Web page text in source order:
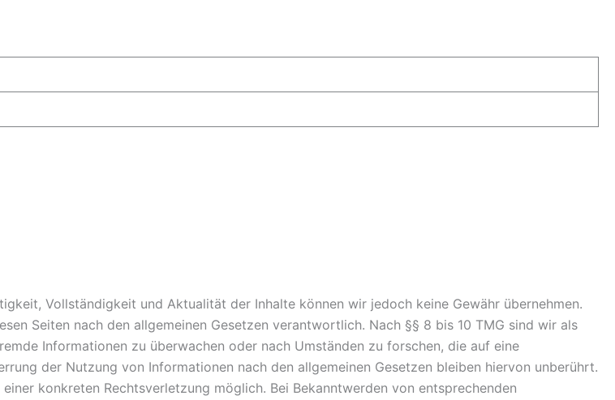
Vollständigkeit und Aktualität der Inhalte können wir jedoch keine Gewähr übernehmen.
Seiten nach den allgemeinen Gesetzen verantwortlich. Nach §§ 8 bis 10 TMG sind wir als
Informationen zu überwachen oder nach Umständen zu forschen, die auf eine
der Nutzung von Informationen nach den allgemeinen Gesetzen bleiben hiervon unberührt.
konkreten Rechtsverletzung möglich. Bei Bekanntwerden von entsprechenden